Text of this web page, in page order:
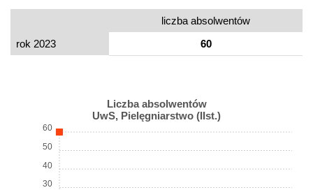
liczba absolwentów
rok 2023
60
Liczba absolwentów
UwS, Pielęgniarstwo (IIst.)
30
40
50
60